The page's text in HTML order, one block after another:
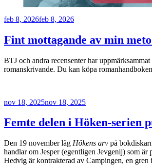
Publicerat
feb 8, 2026feb 8, 2026
Fint mottagande av min
BTJ och andra recensenter har
romanskrivande. Du kan köpa romanhandboken
Publicerat
nov 18, 2025nov 18, 2025
Femte delen i Höken-serien
Den 19 november låg Hökens arv på
handlar om Jesper (egentligen Jevgenij) som
Hedvig är kontrakterad av Campingen, en gren